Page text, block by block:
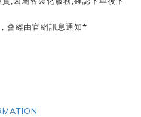
會經由官網訊息通知*